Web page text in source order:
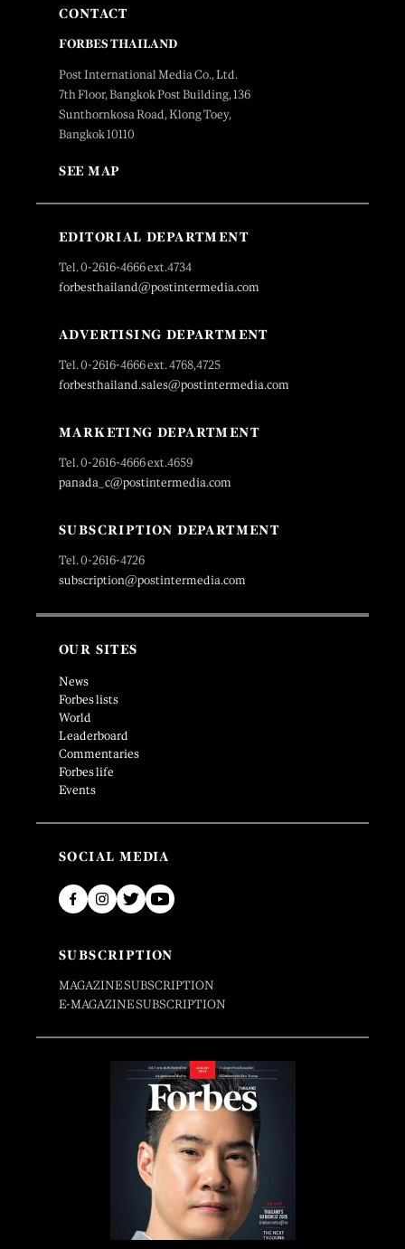
CONTACT
FORBES THAILAND
Post International Media Co., Ltd.
7th Floor, Bangkok Post Building, 136
Sunthornkosa Road, Klong Toey,
Bangkok 10110
SEE MAP
EDITORIAL DEPARTMENT
Tel. 0-2616-4666 ext.4734
forbesthailand@postintermedia.com
ADVERTISING DEPARTMENT
Tel. 0-2616-4666 ext. 4768,4725
forbesthailand.sales@postintermedia.com
MARKETING DEPARTMENT
Tel. 0-2616-4666 ext.4659
panada_c@postintermedia.com
SUBSCRIPTION DEPARTMENT
Tel. 0-2616-4726
subscription@postintermedia.com
OUR SITES
News
Forbes lists
World
Leaderboard
Commentaries
Forbes life
Events
SOCIAL MEDIA
SUBSCRIPTION
MAGAZINE SUBSCRIPTION
E-MAGAZINE SUBSCRIPTION